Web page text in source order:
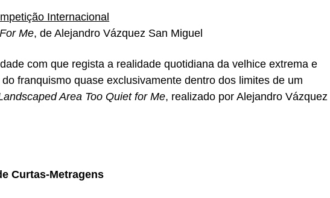
Internacional
Me, de Alejandro Vázquez San Miguel
com que regista a realidade quotidiana da velhice extrema e
franquismo quase exclusivamente dentro dos limites de um
Area Too Quiet for Me, realizado por Alejandro Vázquez
Curtas-Metragens